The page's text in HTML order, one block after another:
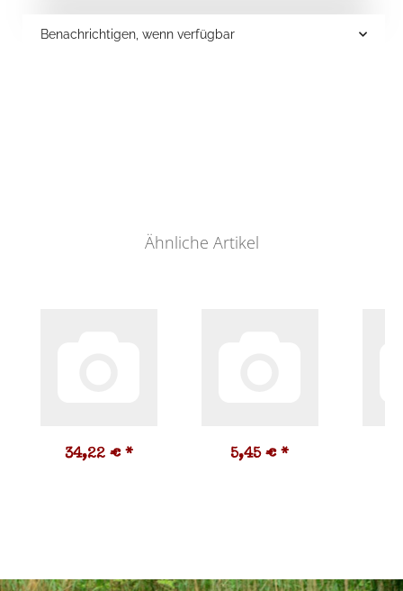
Benachrichtigen, wenn verfügbar
Ähnliche Artikel
34,22 € * 5,45 € *